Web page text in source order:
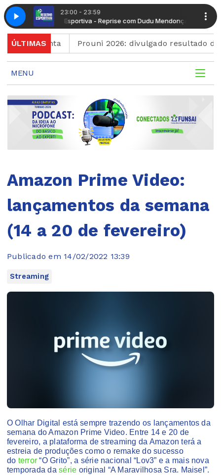
23:00 - 23:59
Resenha Esportiva - Reprise com Dudu Mendonça
ÚLTIMAS
quinta Prouni 2026: divulgado resultado de nova
MENU
Amazon Prime Video:
lançamentos da semana
(14 a 20 de fevereiro)
Publicado em 14/02/2022 13:39
Streaming
O Olhar Digital está sempre trazendo os lançamentos da
semana do Amazon Prime Video. Entre 14 e 20 de
fevereiro, a plataforma de streaming da Amazon terá a
estreia de produções como o remake do sucesso
do terror “O Grito”, a série nacional “Lov3” e a mais nova
temporada dasérie original “A Maravilhosa Sra. Maisel”.